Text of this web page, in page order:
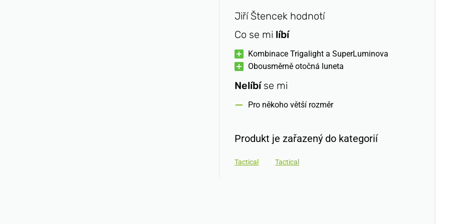
Jiří Štencek hodnotí
Co se mi líbí
Kombinace Trigalight a SuperLuminova
Obousměrně otočná luneta
Nelíbíse mi
Pro někoho větší rozměr
Produkt je zařazený do kategorií
Tactical Tactical